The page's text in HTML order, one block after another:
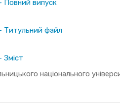
Повний випуск
Титульний файл
Зміст
національного